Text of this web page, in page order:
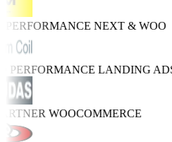
NEXT & WOO
PERFORMANCELANDING ADS
WOOCOMMERCE